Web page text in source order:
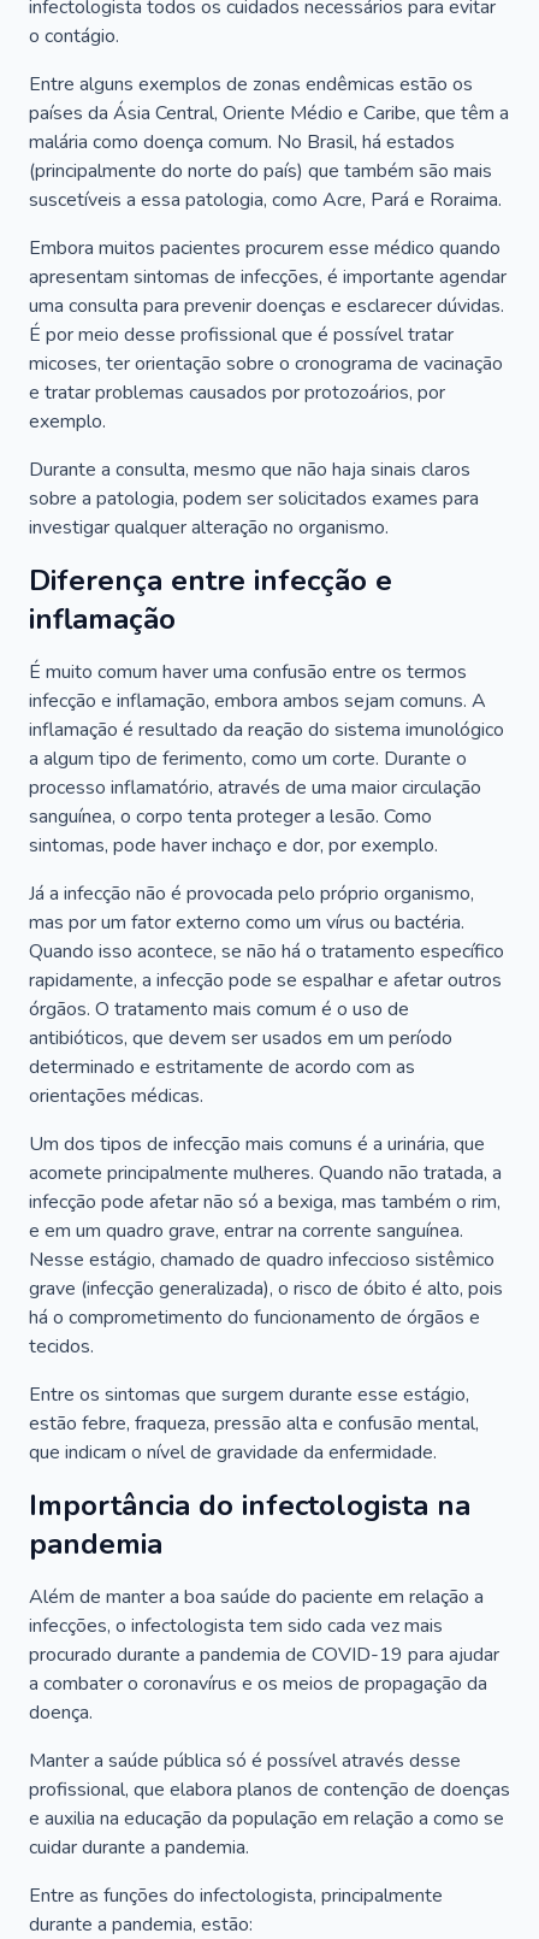
infectologista todos os cuidados necessários para evitar
o contágio.
Entre alguns exemplos de zonas endêmicas estão os
países da Ásia Central, Oriente Médio e Caribe, que têm a
malária como doença comum. No Brasil, há estados
(principalmente do norte do país) que também são mais
suscetíveis a essa patologia, como Acre, Pará e Roraima.
Embora muitos pacientes procurem esse médico quando
apresentam sintomas de infecções, é importante agendar
uma consulta para prevenir doenças e esclarecer dúvidas.
É por meio desse profissional que é possível tratar
micoses, ter orientação sobre o cronograma de vacinação
e tratar problemas causados por protozoários, por
exemplo.
Durante a consulta, mesmo que não haja sinais claros
sobre a patologia, podem ser solicitados exames para
investigar qualquer alteração no organismo.
Diferença entre infecção e
inflamação
É muito comum haver uma confusão entre os termos
infecção e inflamação, embora ambos sejam comuns. A
inflamação é resultado da reação do sistema imunológico
a algum tipo de ferimento, como um corte. Durante o
processo inflamatório, através de uma maior circulação
sanguínea, o corpo tenta proteger a lesão. Como
sintomas, pode haver inchaço e dor, por exemplo.
Já a infecção não é provocada pelo próprio organismo,
mas por um fator externo como um vírus ou bactéria.
Quando isso acontece, se não há o tratamento específico
rapidamente, a infecção pode se espalhar e afetar outros
órgãos. O tratamento mais comum é o uso de
antibióticos, que devem ser usados em um período
determinado e estritamente de acordo com as
orientações médicas.
Um dos tipos de infecção mais comuns é a urinária, que
acomete principalmente mulheres. Quando não tratada, a
infecção pode afetar não só a bexiga, mas também o rim,
e em um quadro grave, entrar na corrente sanguínea.
Nesse estágio, chamado de quadro infeccioso sistêmico
grave (infecção generalizada), o risco de óbito é alto, pois
há o comprometimento do funcionamento de órgãos e
tecidos.
Entre os sintomas que surgem durante esse estágio,
estão febre, fraqueza, pressão alta e confusão mental,
que indicam o nível de gravidade da enfermidade.
Importância do infectologista na
pandemia
Além de manter a boa saúde do paciente em relação a
infecções, o infectologista tem sido cada vez mais
procurado durante a pandemia de COVID-19 para ajudar
a combater o coronavírus e os meios de propagação da
doença.
Manter a saúde pública só é possível através desse
profissional, que elabora planos de contenção de doenças
e auxilia na educação da população em relação a como se
cuidar durante a pandemia.
Entre as funções do infectologista, principalmente
durante a pandemia, estão: